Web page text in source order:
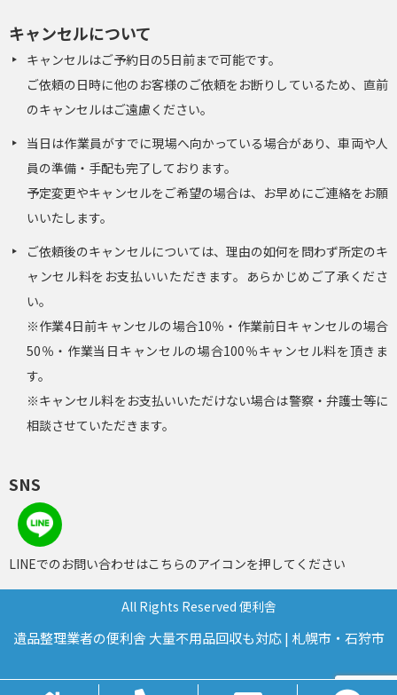
キャンセルについて
キャンセルはご予約日の5日前まで可能です。
ご依頼の日時に他のお客様のご依頼をお断りしているため、直前
のキャンセルはご遠慮ください。
当日は作業員がすでに現場へ向かっている場合があり、車両や人
員の準備・手配も完了しております。
予定変更やキャンセルをご希望の場合は、お早めにご連絡をお願
いいたします。
ご依頼後のキャンセルについては、理由の如何を問わず所定のキ
ャンセル料をお支払いいただきます。あらかじめご了承くださ
い。
※作業4日前キャンセルの場合10％・作業前日キャンセルの場合
50％・作業当日キャンセルの場合100％キャンセル料を頂きま
す。
※キャンセル料をお支払いいただけない場合は警察・弁護士等に
相談させていただきます。
SNS
LINEでのお問い合わせはこちらのアイコンを押してください
All Rights Reserved 便利舎
遺品整理業者の便利舎 大量不用品回収も対応 | 札幌市・石狩市